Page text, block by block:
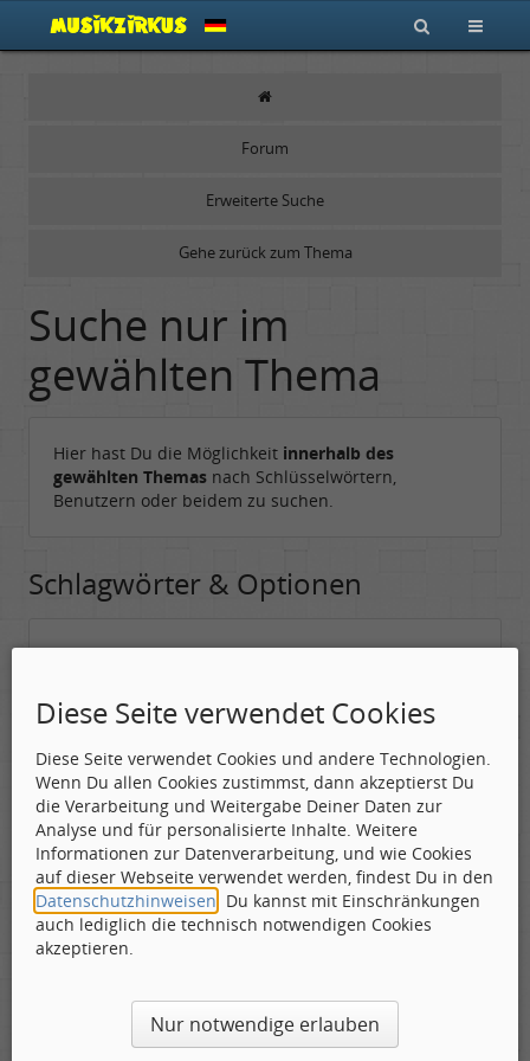
Forum
Erweiterte Suche
Gehe zurück zum Thema
Suche nur im
gewählten Thema
Hier hast Du die Möglichkeit innerhalb des
gewählten Themas nach Schlüsselwörtern,
Benutzern oder beidem zu suchen.
Schlagwörter & Optionen
Suchwörter:
werden soll.
Nach allen angegebenen Begriffen suchen.
Mindestens ein Begriff muss vorhanden sein.
Suche nach Benutzer:
Hier kannst Du (optional) nach einem Benutzer suchen, der den
Beitrag verfasst hat. Du kannst den * als Jokerzeichen benutzen, um
ähnliche Nutzernamen zu finden.
Die Visuelle Bestätigung hilft dabei automatische Spambots
und Scripte von den Diensten dieses Forums abzuhalten.
Derartige Scripte sind normalerweise nicht in der Lage den
Diese Seite verwendet Cookies
Diese Seite verwendet Cookies und andere Technologien.
Wenn Du allen Cookies zustimmst, dann akzeptierst Du
die Verarbeitung und Weitergabe Deiner Daten zur
Analyse und für personalisierte Inhalte. Weitere
Informationen zur Datenverarbeitung, und wie Cookies
auf dieser Webseite verwendet werden, findest Du in den
Datenschutzhinweisen . Du kannst mit Einschränkungen
auch lediglich die technisch notwendigen Cookies
akzeptieren.
Nur notwendige erlauben